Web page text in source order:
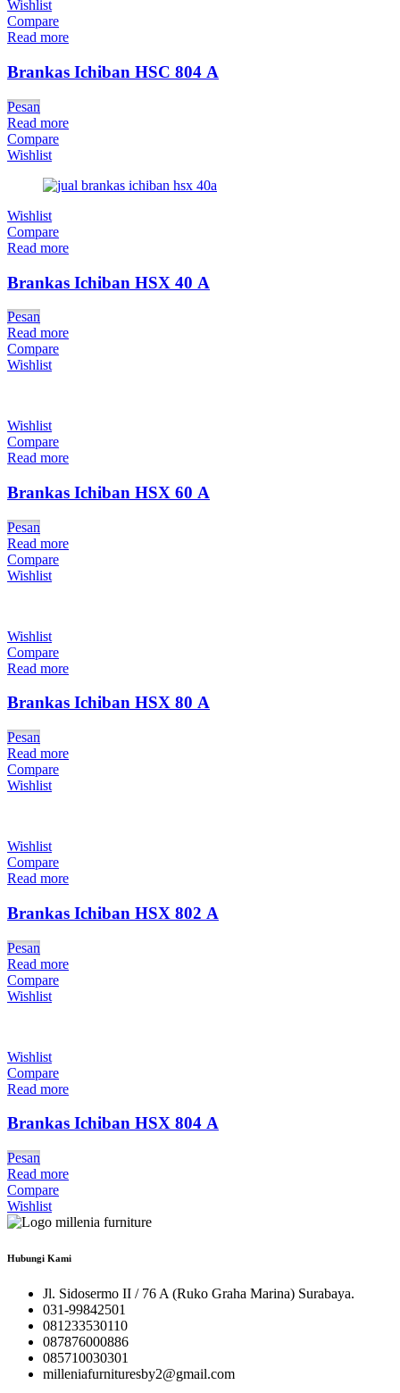
Wishlist
Compare
Read more
Brankas Ichiban HSC 804 A
Pesan
Read more
Compare
Wishlist
Wishlist
Compare
Read more
Brankas Ichiban HSX 40 A
Pesan
Read more
Compare
Wishlist
Wishlist
Compare
Read more
Brankas Ichiban HSX 60 A
Pesan
Read more
Compare
Wishlist
Wishlist
Compare
Read more
Brankas Ichiban HSX 80 A
Pesan
Read more
Compare
Wishlist
Wishlist
Compare
Read more
Brankas Ichiban HSX 802 A
Pesan
Read more
Compare
Wishlist
Wishlist
Compare
Read more
Brankas Ichiban HSX 804 A
Pesan
Read more
Compare
Wishlist
Hubungi Kami
Jl. Sidosermo II / 76 A (Ruko Graha Marina) Surabaya.
031-99842501
081233530110
087876000886
085710030301
milleniafurnituresby2@gmail.com